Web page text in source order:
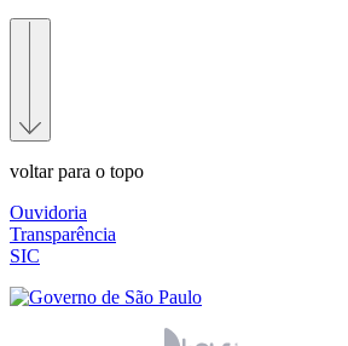
voltar para o topo
Ouvidoria
Transparência
SIC